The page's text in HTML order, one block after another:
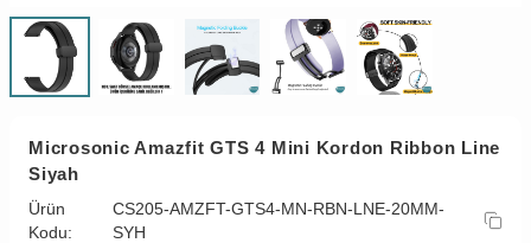
Microsonic Amazfit GTS 4 Mini Kordon Ribbon Line
Siyah
Ürün
Kodu:
CS205-AMZFT-GTS4-MN-RBN-LNE-20MM-
SYH